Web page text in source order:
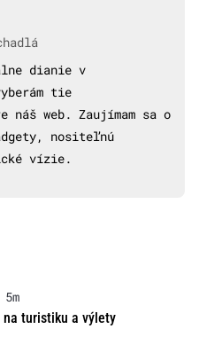
dianie v
tie
náš web. Zaujímam sa o
nositeľnú
vízie.
5m
na turistiku a výlety